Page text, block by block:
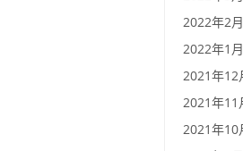
2022年2
2022年1
2021年12
2021年11
2021年10